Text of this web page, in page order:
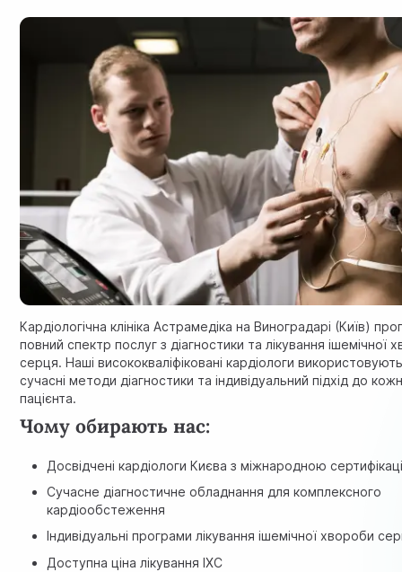
Кардіологічна клініка Астрамедіка на Виноградарі (Київ)
повний спектр послуг з діагностики та лікування ішемічної
серця. Наші висококваліфіковані кардіологи
сучасні методи діагностики та індивідуальний підхід до
пацієнта.
Чому обирають нас:
Досвідчені кардіологи Києва з міжнародною
Сучасне діагностичне обладнання для комплексного
кардіообстеження
Індивідуальні програми лікування ішемічної хвороби
Доступна ціна лікування ІХС